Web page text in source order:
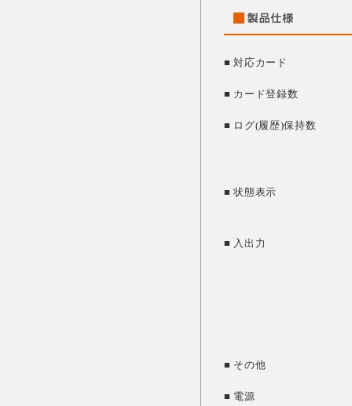
■ 対応カード
■ カード登録数
■ ログ(履歴)保持数
■ 状態表示
■ 入出力
■ その他
■ 電源